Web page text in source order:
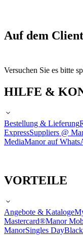
Auf dem
Versuchen Sie es bitte
HILFE &
Bestellung & Lieferung
ExpressSuppliers @
MediaManor auf
VORTEILE
Angebote & Kataloge
Mastercard®Manor
ManorSingles Day